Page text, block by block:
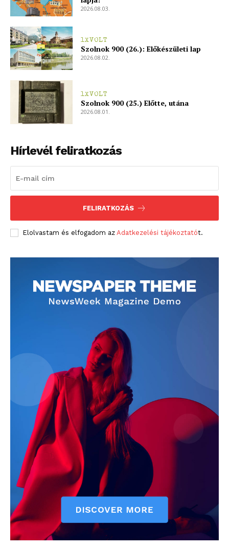
2026.08.03.
1XVOLT
Szolnok 900 (26.): Előkészületi lap
2026.08.02.
1XVOLT
Szolnok 900 (25.) Előtte, utána
2026.08.01.
Hírlevél feliratkozás
FELIRATKOZÁS
Elolvastam és elfogadom az Adatkezelési tájékoztatót.